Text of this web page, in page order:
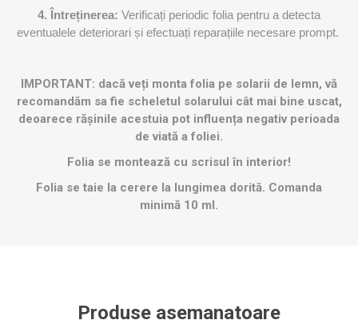
4. Întreținerea: Verificați periodic folia pentru a detecta
eventualele deteriorari și efectuați reparațiile necesare prompt.
IMPORTANT: dacă veți monta folia pe solarii de lemn, vă
recomandăm sa fie scheletul solarului cât mai bine uscat,
deoarece rășinile acestuia pot influența negativ perioada
de viată a foliei.​
Folia se montează cu scrisul în interior!
​​Folia se taie la cerere la lungimea dorită. Comanda
minimă 10 ml.
Produse asemanatoare